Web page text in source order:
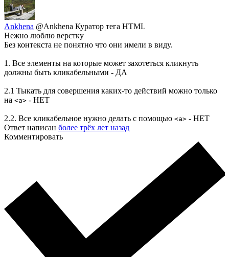
Ankhena @Ankhena Куратор тега HTML
Нежно люблю верстку
Без контекста не понятно что они имели в виду.
1. Все элементы на которые может захотеться кликнуть
должны быть кликабельными - ДА
2.1 Тыкать для совершения каких-то действий можно только
на <a> - НЕТ
2.2. Все кликабельное нужно делать с помощью <a> - НЕТ
Ответ написан более трёх лет назад
Комментировать